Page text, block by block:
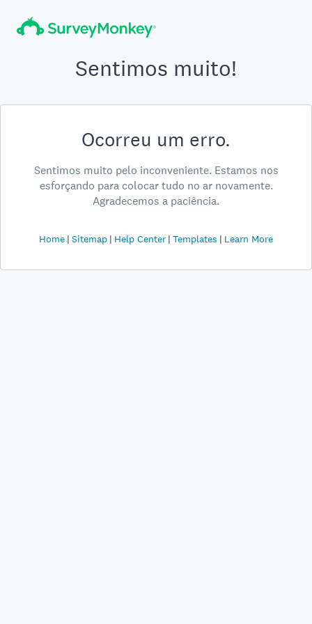
Sentimos muito!
Ocorreu um erro.
Sentimos muito pelo inconveniente. Estamos nos
esforçando para colocar tudo no ar novamente.
Agradecemos a paciência.
Home Sitemap Help Center Templates Learn More